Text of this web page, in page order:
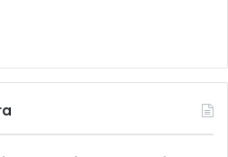
Urus
Huracan
Aventador